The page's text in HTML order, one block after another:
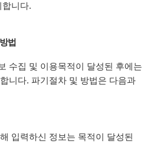
니다.
법
수집 및 이용목적이 달성된 후에는
니다. 파기절차 및 방법은 다음과
입력하신 정보는 목적이 달성된